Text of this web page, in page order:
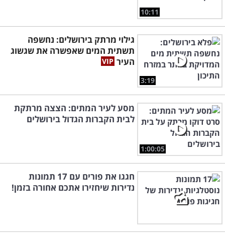
10:11
3:19
גילוי מרתק בירושלים: נחשפה
תשתית המים שאפשרה את שגשוג
העיר
1:00:05
מסע לעיר המתים: הצצה מרתקת
לבית הקברות הגדול בירושלים
חגגו את פורים עם 17 תמונות
נדירות שיחזירו אתכם אחורה בזמן!